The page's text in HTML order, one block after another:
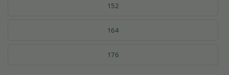
152
164
176